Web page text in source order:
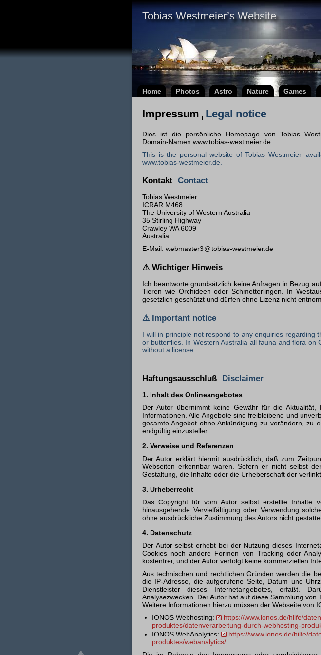
Tobias Westmeier’s Website
Home Photos Astro Nature Games
Impressum Legal notice
Dies ist die persönliche Homepage von Tobias
Domain-Namen www.tobias-westmeier.de.
This is the personal website of Tobias Westmeier,
www.tobias-westmeier.de.
Kontakt Contact
Tobias Westmeier
ICRAR M468
The University of Western Australia
35 Stirling Highway
Crawley WA 6009
Australia
E-Mail:
tobias-westmeier.de
⚠ Wichtiger Hinweis
Ich beantworte grundsätzlich keine Anfragen in Bezug
Tieren wie Orchideen oder Schmetterlingen. In
gesetzlich geschützt und dürfen ohne Lizenz nicht
⚠ Important notice
I will in principle not respond to any enquiries regarding
or butterflies. In Western Australia all fauna and flora
without a license.
Haftungsausschluß Disclaimer
1. Inhalt des Onlineangebotes
Der Autor übernimmt keine Gewähr für die Aktualität,
Informationen. Alle Angebote sind freibleibend und
gesamte Angebot ohne Ankündigung zu verändern, zu
endgültig einzustellen.
2. Verweise und Referenzen
Der Autor erklärt hiermit ausdrücklich, daß zum
Webseiten erkennbar waren. Sofern er nicht selbst
Gestaltung, die Inhalte oder die Urheberschaft der
3. Urheberrecht
Das Copyright für vom Autor selbst erstellte Inhalte
hinausgehende Vervielfältigung oder Verwendung
ohne ausdrückliche Zustimmung des Autors nicht
4. Datenschutz
Der Autor selbst erhebt bei der Nutzung dieses
Cookies noch andere Formen von Tracking oder
kostenfrei, und der Autor verfolgt keine kommerziellen
Aus technischen und rechtlichen Gründen werden die
die IP-Adresse, die aufgerufene Seite, Datum und
Dienstleister dieses Internetangebotes, erfaßt.
Analysezwecken. Der Autor hat auf diese Sammlung
Weitere Informationen hierzu müssen der Webseite von
IONOS Webhosting:
https://www.ionos.de/hilfe/
produktes/datenverarbeitung-durch-webhosting-
IONOS WebAnalytics:
https://www.ionos.de/hilfe/
produktes/webanalytics/